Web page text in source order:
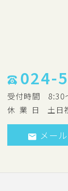
024-
受付時間
8:30
休 業 日 土日
メー